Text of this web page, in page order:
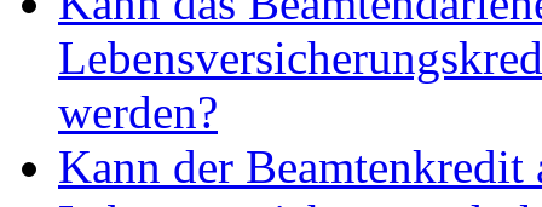
werden?
Kann der Beamtenkredit